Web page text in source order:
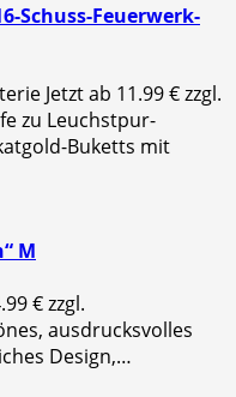
Schuss-Feuerwerk-
Jetzt ab 11.99 € zzgl.
zu Leuchstpur-
Buketts mit
M
€ zzgl.
ausdrucksvolles
Design,…